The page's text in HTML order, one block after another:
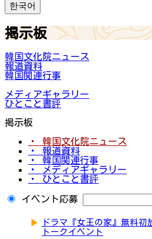
한국어
掲示板
韓国文化院ニュース
報道資料
韓国関連行事
メディアギャラリー
ひとこと書評
掲示板
・ 韓国文化院ニュース
・ 報道資料
・ 韓国関連行事
・ メディアギャラリー
・ ひとこと書評
イベント応募
▶
ドラマ『女王の家』無料
トークイベント